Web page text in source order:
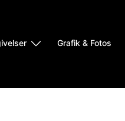
Grafik & Fotos